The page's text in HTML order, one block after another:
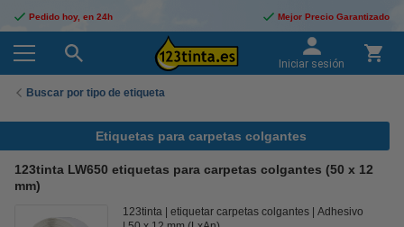
Pedido hoy, en 24h Mejor Precio Garantizado
Iniciar sesión
Buscar por tipo de etiqueta
Etiquetas para carpetas colgantes
123tinta LW650 etiquetas para carpetas colgantes (50 x 12
mm)
123tinta etiquetar carpetas colgantes
Adhesivo